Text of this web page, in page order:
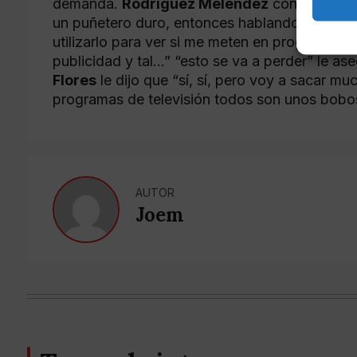
demanda. Rodríguez Meléndez confesó por
un puñetero duro, entonces hablando en mi
utilizarlo para ver si me meten en programas,
publicidad y tal…” “esto se va a perder” le
Flores le dijo que “sí, sí, pero voy a sacar
programas de televisión todos son unos
AUTOR
Joem